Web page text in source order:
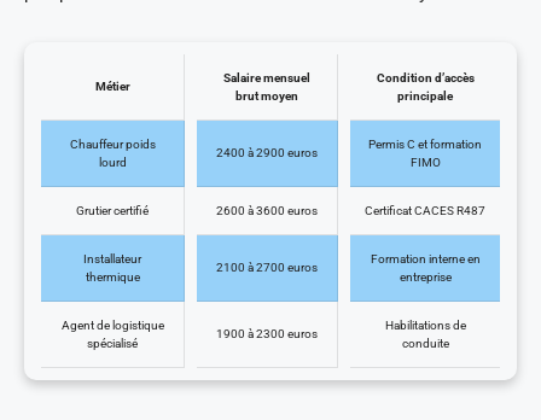
Métier
Salaire mensuel
brut moyen
Condition d’accès
principale
Chauffeur poids
lourd
2400 à 2900 euros
Permis C et formation
FIMO
Grutier certifié 2600 à 3600 euros Certificat CACES R487
Installateur
thermique
2100 à 2700 euros
Formation interne en
entreprise
Agent de logistique
spécialisé
1900 à 2300 euros
Habilitations de
conduite